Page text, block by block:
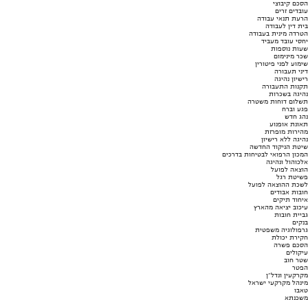
הסכם קיבוצי
עובדים זרים
הרעת תנאי עבודה
בית דין לעבודה
הטרדה מינית בעבודה
יחסי עובד מעביד
שעות נוספות
שכר מינימום
שימוע לפני פיטורין
דיני תעבורה
רישיון נהיגה
תקנות התעבורה
נהיגה בשכרות
תשלום דוחות משטרה
פגע וברח
נהג חדש
תאונת אופנוע
מהירות מופרזת
נהיגה ללא רישיון
שיטת הניקוד החדשה
המכון הרפואי לבטיחות בדרכים
אלכוהול ונהיגה
הוצאה לפועל
פשיטת רגל
לשכת ההוצאה לפועל
חובות אבודים
איחוד תיקים
עיכוב יציאה מהארץ
גביית חובות
בנקים
גרפולוגיה משפטית
חקירת יכולת
הסכם פשרה
עיקולים
שטר חוב
הפטר
מקרקעין ונדל"ן
מינהל מקרקעי ישראל
טאבו
משכנתא